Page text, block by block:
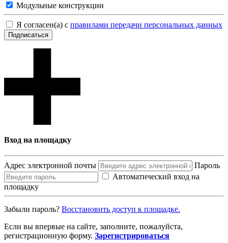
Модульные конструкции
Я согласен(а) с правилами передачи персональных данных
Подписаться
Вход на площадку
Адрес электронной почты
Пароль
Автоматический вход на
площадку
Забыли пароль? Восcтановить доступ к площадке.
Если вы впервые на сайте, заполните, пожалуйста,
регистрационную форму. Зарегистрироваться